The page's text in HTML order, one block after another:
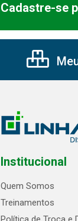
Cadastre-se
Institucional
Quem Somos
Treinamentos